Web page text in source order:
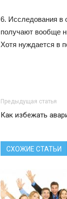
6. Исследования в
получают вообще
Хотя нуждается в
Предыдущая статья
Как избежать
СХОЖИЕ СТАТЬИ